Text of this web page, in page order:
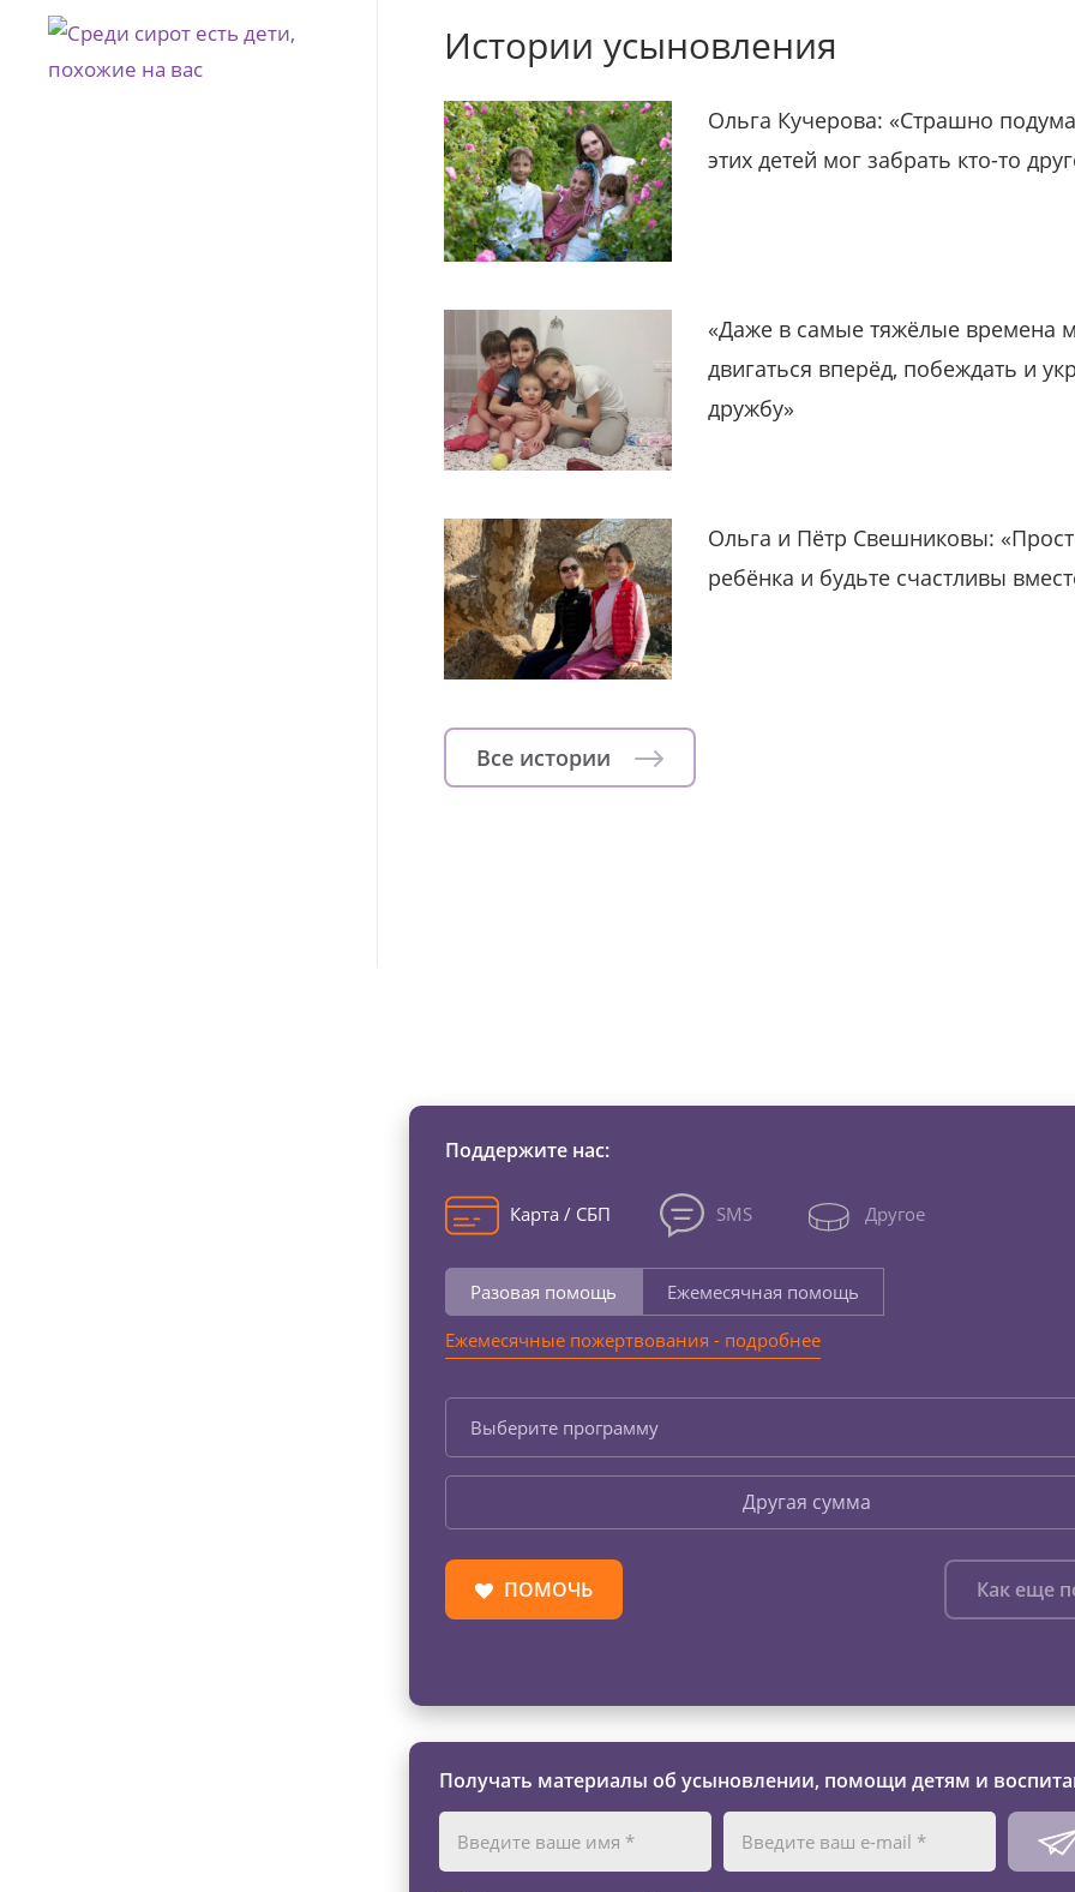
Истории усыновления
Ольга Кучерова: «Страшно
этих детей мог забрать кто-то
«Даже в самые тяжёлые времена
двигаться вперёд, побеждать и
дружбу»
Ольга и Пётр Свешниковы:
ребёнка и будьте счастливы
Все истории
Поддержите нас:
Карта / СБП SMS Другое
Разовая помощь
Ежемесячная помощь
Ежемесячные пожертвования - подробнее
Выберите программу
Другая сумма
ПОМОЧЬ Как еще
Получать материалы об усыновлении, помощи детям и